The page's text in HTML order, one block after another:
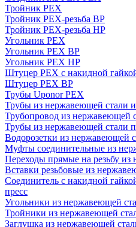
Тройник PEX
Тройник PEX-резьба ВР
Тройник PEX-резьба НР
Угольник PEX
Угольник PEX ВР
Угольник PEX НР
Штуцер PEX c накидной
Штуцер PEX ВР
Трубы Uponor PEX
Трубы из нержавеющей стали
Трубопровод из нержавеющей
Трубы из нержавеющей стали
Водорозетки из нержавеющей
Муфты соединительные из
Переходы прямые на резьбу
Вставки резьбовые из
Соединитель с накидной
пресс
Угольники из нержавеющей
Тройники из нержавеющей
Заглушка из нержавеющей